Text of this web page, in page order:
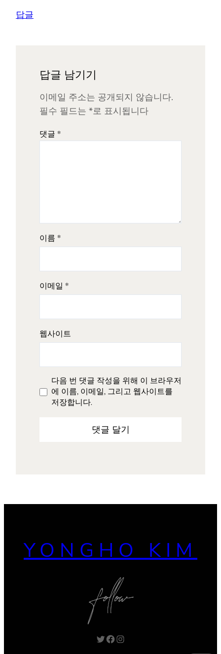
답글
답글 남기기
이메일 주소는 공개되지 않습니다.
필수 필드는 *로 표시됩니다
댓글 *
이름 *
이메일 *
웹사이트
다음 번 댓글 작성을 위해 이 브라우저
에 이름, 이메일, 그리고 웹사이트를
저장합니다.
YONGHO KIM
Twitter Facebook Instagram